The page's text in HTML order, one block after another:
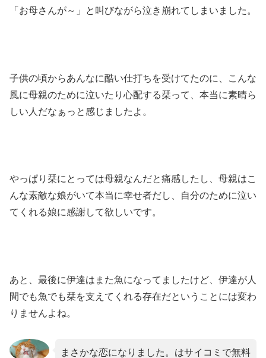
「お母さんが～」と叫びながら泣き崩れてしまいました。
子供の頃からあんなに酷い仕打ちを受けてたのに、こんな
風に母親のために泣いたり心配する栞って、本当に素晴ら
しい人だなぁっと感じましたよ。
やっぱり栞にとっては母親なんだと痛感したし、母親はこ
んな素敵な娘がいて本当に幸せ者だし、自分のために泣い
てくれる娘に感謝して欲しいです。
あと、最後に伊達はまた魚になってましたけど、伊達が人
間でも魚でも栞を支えてくれる存在だということには変わ
りませんよね。
まさかな恋になりました。はサイコミで無料